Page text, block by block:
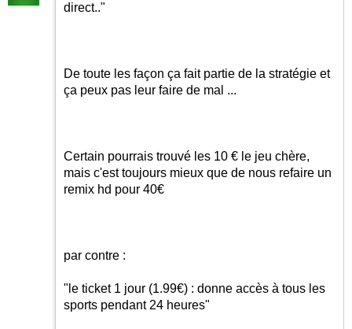
direct.."
De toute les façon ça fait partie de la stratégie et
ça peux pas leur faire de mal ...
Certain pourrais trouvé les 10 € le jeu chère,
mais c'est toujours mieux que de nous refaire un
remix hd pour 40€
par contre :
"le ticket 1 jour (1.99€) : donne accès à tous les
sports pendant 24 heures"